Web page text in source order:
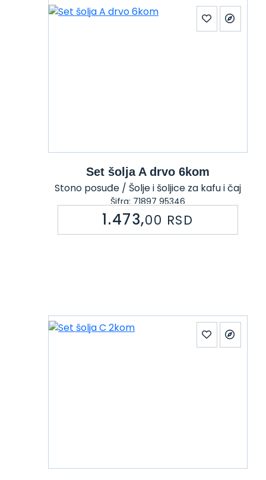
Set šolja A drvo 6kom
Stono posuđe / Šolje i šoljice za kafu i čaj
Šifra: 71897 95346
1.473,00 RSD